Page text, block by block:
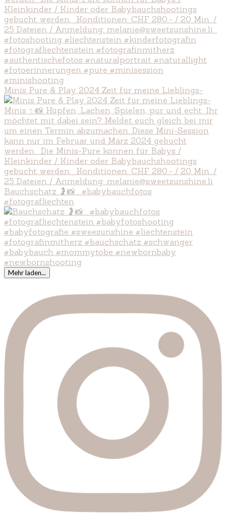
Minis Pure & Play 2024 Zeit für meine Lieblings-
Bauchschatz 🤰📸 . #babybauchfotos
#fotografliechten
Mehr laden...